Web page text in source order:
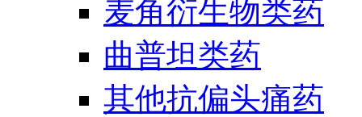
麦角衍生物类药
曲普坦类药
其他抗偏头痛药